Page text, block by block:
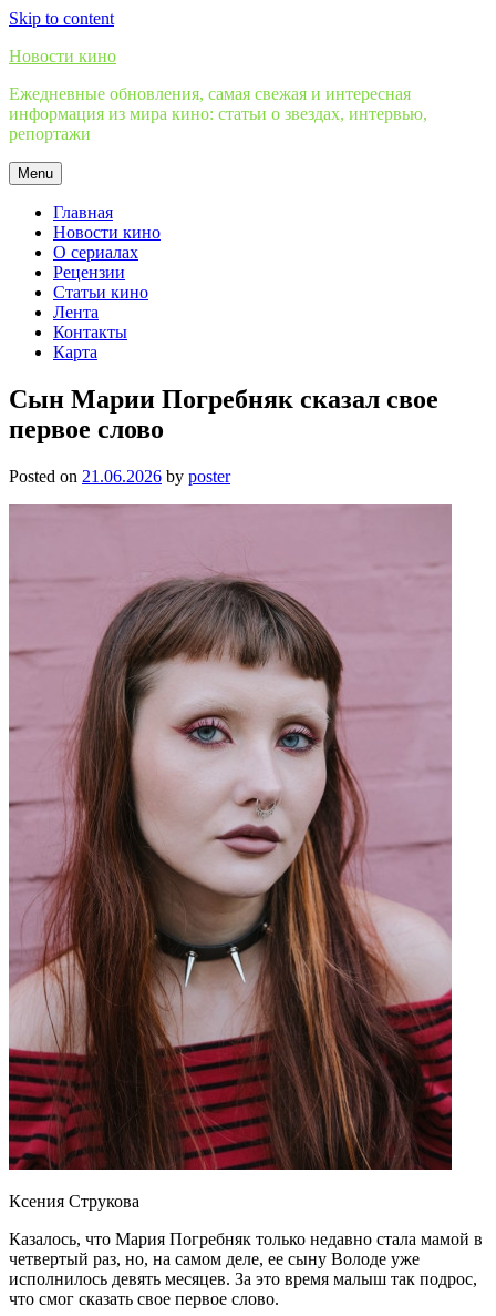
Skip to content
Новости кино
Ежедневные обновления, самая свежая и интересная
информация из мира кино: статьи о звездах, интервью,
репортажи
Menu
Главная
Новости кино
О сериалах
Рецензии
Статьи кино
Лента
Контакты
Карта
Сын Марии Погребняк сказал свое
первое слово
Posted on 21.06.2026 by poster
Ксения Струкова
Казалось, что Мария Погребняк только недавно стала мамой в
четвертый раз, но, на самом деле, ее сыну Володе уже
исполнилось девять месяцев. За это время малыш так подрос,
что смог сказать свое первое слово.